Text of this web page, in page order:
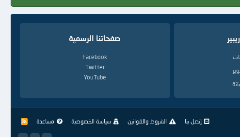
صفحاتنا الرسمية
Facebook
Twitter
YouTube
إتصل بنا الشروط والقوانين سياسة الخصوصية مساعدة
R
S